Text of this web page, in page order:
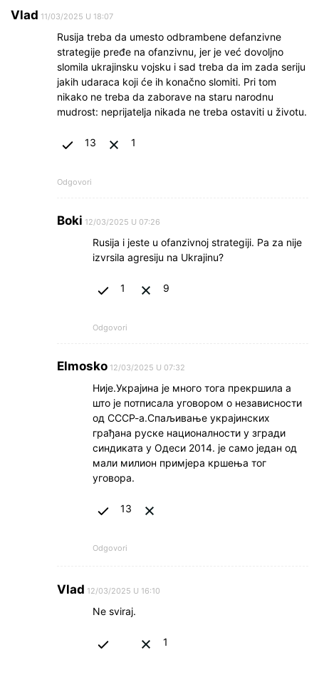
Vlad 11/03/2025 U 18:07
Rusija treba da umesto odbrambene defanzivne
strategije pređe na ofanzivnu, jer je već dovoljno
slomila ukrajinsku vojsku i sad treba da im zada seriju
jakih udaraca koji će ih konačno slomiti. Pri tom
nikako ne treba da zaborave na staru narodnu
mudrost: neprijatelja nikada ne treba ostaviti u životu.
13 1
Odgovori
Boki 12/03/2025 U 07:26
Rusija i jeste u ofanzivnoj strategiji. Pa za nije
izvrsila agresiju na Ukrajinu?
1 9
Odgovori
Elmosko 12/03/2025 U 07:32
Није.Украјина је много тога прекршила а
што је потписала уговором о независности
од СССР-а.Спаљивање украјинских
грађана руске националности у згради
синдиката у Одеси 2014. је само један од
мали милион примјера кршења тог
уговора.
13
Odgovori
Vlad 12/03/2025 U 16:10
Ne sviraj.
1